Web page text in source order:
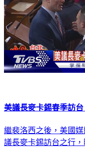
美議長麥卡錫春季訪
繼裴洛西之後，美國
議長麥卡錫訪台之行